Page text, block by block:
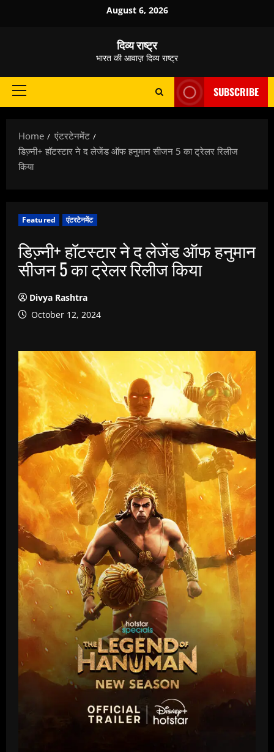
August 6, 2026
दिव्य राष्ट्र
भारत की आवाज़ दिव्य राष्ट्र
Primary
SUBSCRIBE
Home
एंटरटेनमेंट
डिज्‍़नी+ हॉटस्‍टार ने द लेजेंड ऑफ हनुमान सीजन 5 का ट्रेलर रिलीज
किया
Featured एंटरटेनमेंट
डिज्‍़नी+ हॉटस्‍टार ने द लेजेंड ऑफ हनुमान
सीजन 5 का ट्रेलर रिलीज किया
Divya Rashtra
October 12, 2024